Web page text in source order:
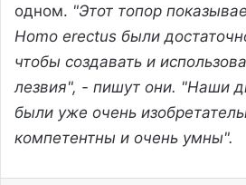
одном. "Этот топор
Homo erectus были
чтобы создавать и
лезвия", - пишут они. "Наши
были уже очень
компетентны и очень умны".